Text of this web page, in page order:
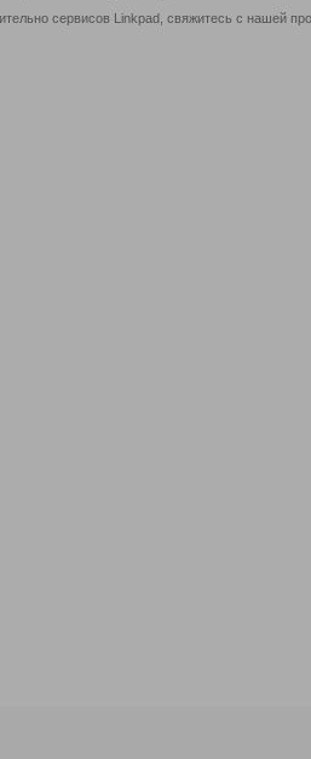
сервисов Linkpad, свяжитесь с нашей